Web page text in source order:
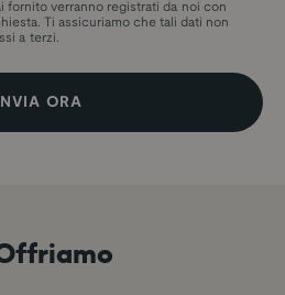
fornito verranno registrati da noi con
Ti assicuriamo che tali dati non
a terzi.
INVIA ORA